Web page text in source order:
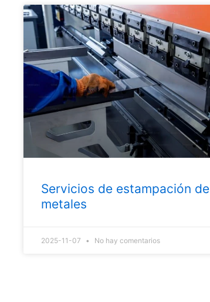
Servicios de estampación de
metales
2025-11-07 No hay comentarios